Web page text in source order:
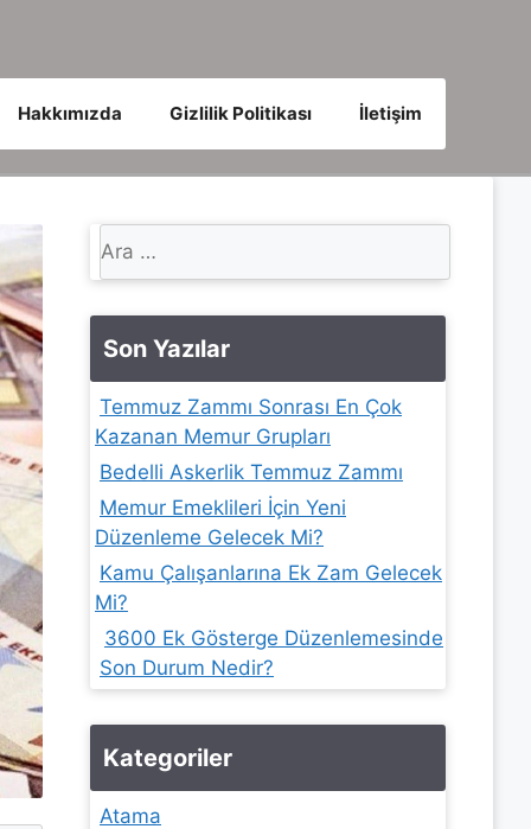
Hakkımızda Gizlilik Politikası İletişim
için
Son Yazılar
Temmuz Zammı Sonrası En Çok
Kazanan Memur Grupları
Bedelli Askerlik Temmuz Zammı
Memur Emeklileri İçin Yeni
Düzenleme Gelecek Mi?
Kamu Çalışanlarına Ek Zam Gelecek
Mi?
3600 Ek Gösterge Düzenlemesinde
Son Durum Nedir?
Kategoriler
Atama